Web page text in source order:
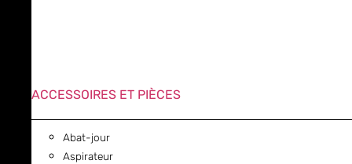
ACCESSOIRES ET PIÈCES
Abat-jour
Aspirateur